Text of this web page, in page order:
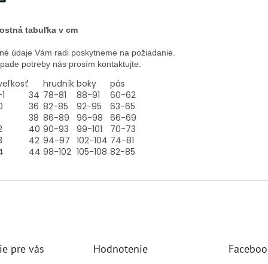
tabuľka v cm
údaje Vám radi poskytneme na požiadanie.
potreby nás prosím kontaktujte.
hrudník boky
pás
34 78-81 88-91
60-62
36 82-85 92-95
63-65
38 86-89 96-98
66-69
40 90-93 99-101
70-73
42 94-97 102-104 74-81
44 98-102 105-108 82-85
pre vás Hodnotenie